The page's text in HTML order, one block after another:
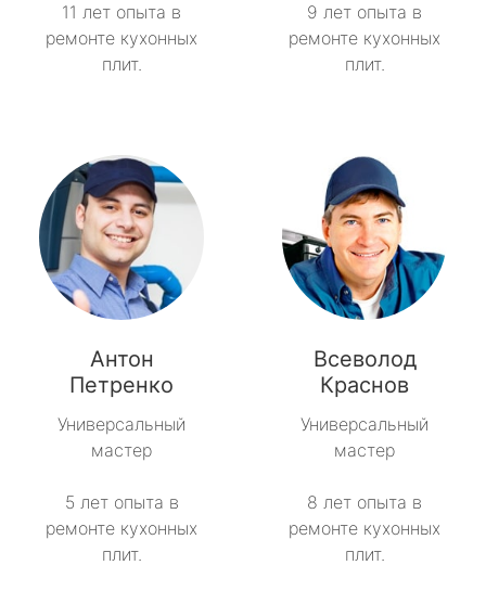
11 лет опыта в
ремонте кухонных
плит.
9 лет опыта в
ремонте кухонных
плит.
Антон
Петренко
Универсальный
мастер
5 лет опыта в
ремонте кухонных
плит.
Всеволод
Краснов
Универсальный
мастер
8 лет опыта в
ремонте кухонных
плит.